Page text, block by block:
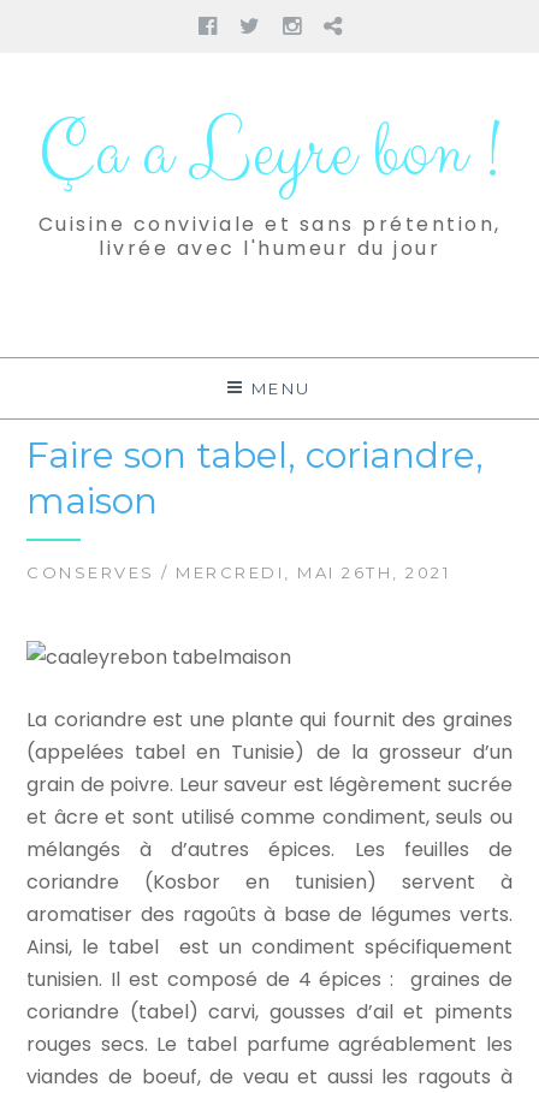
Facebook
TwitterInstagram
Pinterest
contenuÇa a Leyre bon !
Cuisine conviviale et sans prétention,
livrée avec l'humeur du jour
MENU
Faire son tabel, coriandre,
maison
CONSERVES / MERCREDI, MAI 26TH, 2021
La coriandre est une plante qui fournit des graines
(appelées tabel en Tunisie) de la grosseur d’un
grain de poivre. Leur saveur est légèrement sucrée
et âcre et sont utilisé comme condiment, seuls ou
mélangés à d’autres épices. Les feuilles de
coriandre (Kosbor en tunisien) servent à
aromatiser des ragoûts à base de légumes verts.
Ainsi, le tabel est un condiment spécifiquement
tunisien. Il est composé de 4 épices : graines de
coriandre (tabel) carvi, gousses d’ail et piments
rouges secs. Le tabel parfume agréablement les
viandes de boeuf, de veau et aussi les ragouts à